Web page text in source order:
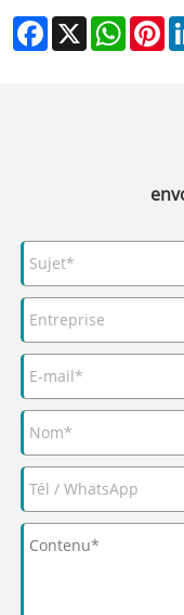
Facebook
X